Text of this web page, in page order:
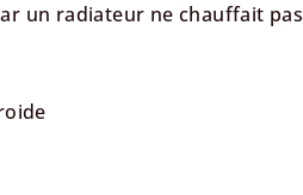
un radiateur ne chauffait pas